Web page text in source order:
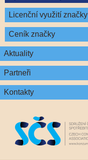
Licenční využití značky
Ceník značky
Aktuality
Partneři
Kontakty